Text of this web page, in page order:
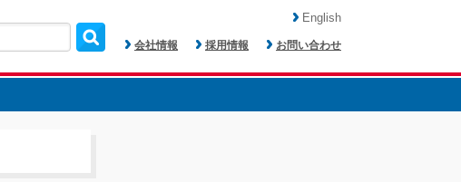
会社情報 採用情報 お問い合わせ
English